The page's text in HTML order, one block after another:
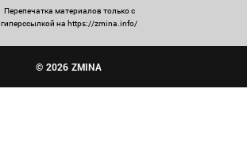
Перепечатка материалов только с
гиперссылкой на https://zmina.info/
© 2026 ZMINA